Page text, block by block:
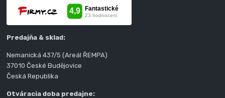
Predajňa & sklad:
Nemanická 437/5 (Areál ŘEMPA)
37010 České Budějovice
Česká Republika
Otváracia doba predajne: